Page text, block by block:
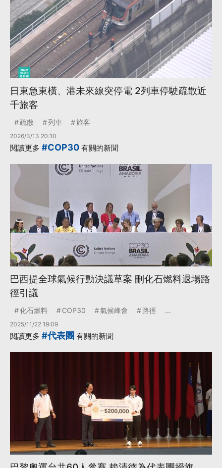
日東急東橫、港未來線突停電 2列車停駛疏散近
千旅客
疏散 列車 旅客
2026/3/13 20:10
閱讀更多 #COP30 有關的新聞
巴西提全球氣候行動決議草案 刪化石燃料退場路
徑引議
化石燃料 COP30 氣候峰會 路徑 ...
2025/11/22 19:09
閱讀更多 #代表團 有關的新聞